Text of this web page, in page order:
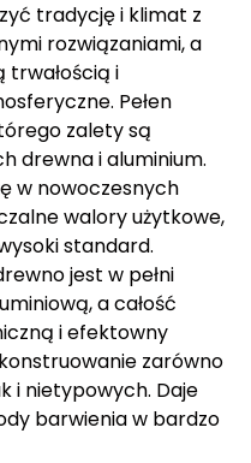
tradycję i klimat z
rozwiązaniami, a
trwałością i
Pełen
zalety są
drewna i aluminium.
w nowoczesnych
walory użytkowe,
standard.
jest w pełni
a całość
i efektowny
zarówno
i nietypowych. Daje
barwienia w bardzo